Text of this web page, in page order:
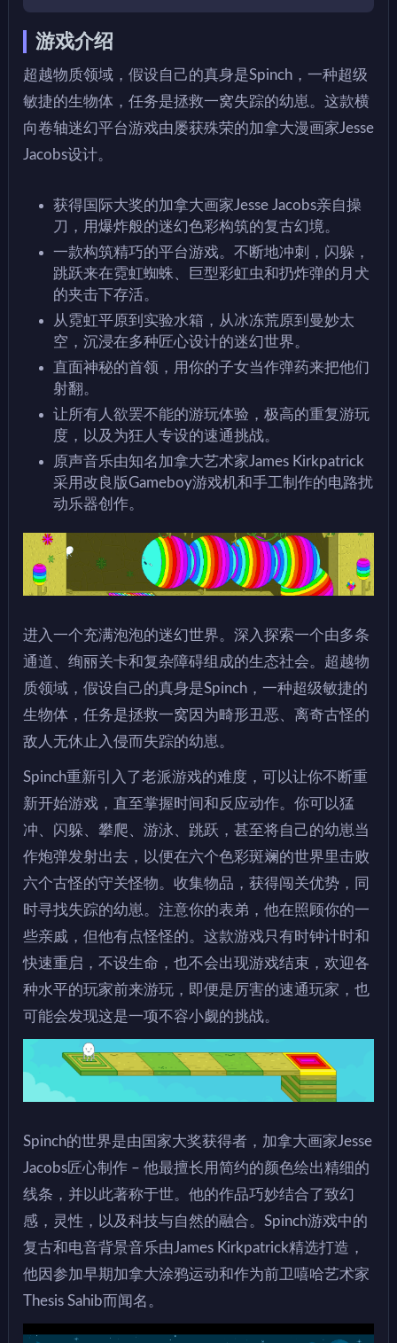
游戏介绍
超越物质领域，假设自己的真身是Spinch，一种超级
敏捷的生物体，任务是拯救一窝失踪的幼崽。这款横
向卷轴迷幻平台游戏由屡获殊荣的加拿大漫画家Jesse
Jacobs设计。
获得国际大奖的加拿大画家Jesse Jacobs亲自操
刀，用爆炸般的迷幻色彩构筑的复古幻境。
一款构筑精巧的平台游戏。不断地冲刺，闪躲，
跳跃来在霓虹蜘蛛、巨型彩虹虫和扔炸弹的月犬
的夹击下存活。
从霓虹平原到实验水箱，从冰冻荒原到曼妙太
空，沉浸在多种匠心设计的迷幻世界。
直面神秘的首领，用你的子女当作弹药来把他们
射翻。
让所有人欲罢不能的游玩体验，极高的重复游玩
度，以及为狂人专设的速通挑战。
原声音乐由知名加拿大艺术家James Kirkpatrick
采用改良版Gameboy游戏机和手工制作的电路扰
动乐器创作。
进入一个充满泡泡的迷幻世界。深入探索一个由多条
通道、绚丽关卡和复杂障碍组成的生态社会。超越物
质领域，假设自己的真身是Spinch，一种超级敏捷的
生物体，任务是拯救一窝因为畸形丑恶、离奇古怪的
敌人无休止入侵而失踪的幼崽。
Spinch重新引入了老派游戏的难度，可以让你不断重
新开始游戏，直至掌握时间和反应动作。你可以猛
冲、闪躲、攀爬、游泳、跳跃，甚至将自己的幼崽当
作炮弹发射出去，以便在六个色彩斑斓的世界里击败
六个古怪的守关怪物。收集物品，获得闯关优势，同
时寻找失踪的幼崽。注意你的表弟，他在照顾你的一
些亲戚，但他有点怪怪的。这款游戏只有时钟计时和
快速重启，不设生命，也不会出现游戏结束，欢迎各
种水平的玩家前来游玩，即便是厉害的速通玩家，也
可能会发现这是一项不容小觑的挑战。
Spinch的世界是由国家大奖获得者，加拿大画家Jesse
Jacobs匠心制作 – 他最擅长用简约的颜色绘出精细的
线条，并以此著称于世。他的作品巧妙结合了致幻
感，灵性，以及科技与自然的融合。Spinch游戏中的
复古和电音背景音乐由James Kirkpatrick精选打造，
他因参加早期加拿大涂鸦运动和作为前卫嘻哈艺术家
Thesis Sahib而闻名。